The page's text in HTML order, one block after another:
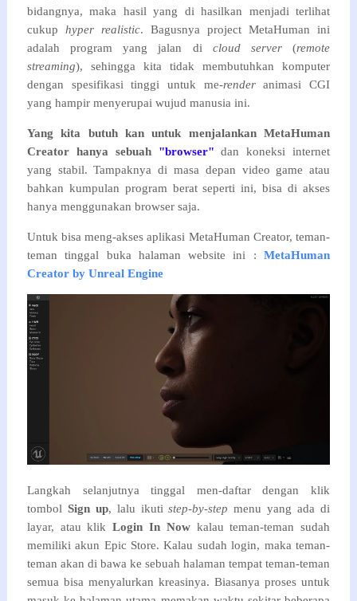
bidangnya, maka hasil yang di hasilkan menjadi terlihat
cukup hyper realistic. Bagusnya project MetaHuman ini
adalah program yang jalan di cloud server(remote
streaming), sehingga kita tidak membutuhkan komputer
dengan spesifikasi tinggi untuk me-renderanimasi CGI
yang hampir menyerupai wujud manusia ini.
Yang kita butuh kan untuk menjalankan MetaHuman
Creator hanya sebuah "browser" dan koneksi internet
yang stabil. Tampaknya di masa depan video game atau
bahkan kumpulan program berat seperti ini, bisa di akses
hanya menggunakan browser saja.
Untuk bisa meng-akses aplikasi MetaHuman Creator, teman-
teman tinggal buka halaman website ini :MetaHuman
Creator by Unreal Engine
Langkah selanjutnya tinggal men-daftar dengan klik
tombol Sign up, lalu ikutistep-by-step menu yang ada di
layar, atau klikLogin In Nowkalau teman-teman sudah
memiliki akun Epic Store. Kalau sudah login, maka teman-
teman akan di bawa ke sebuah halaman tempat teman-teman
semua bisa menyalurkan kreasinya. Biasanya proses untuk